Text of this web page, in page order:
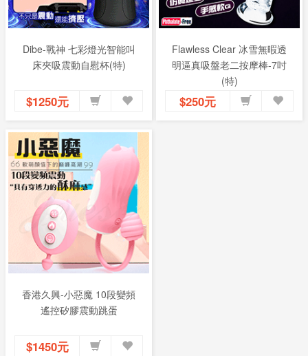
Dibe-戰神 七彩燈光智能叫
床夾吸震動自慰杯(特)
$1250元
Flawless Clear 冰雪無暇透
明逼真吸盤老二按摩棒-7吋
(特)
$250元
香港久興-小惡魔 10段變頻
遙控矽膠震動跳蛋
$1450元